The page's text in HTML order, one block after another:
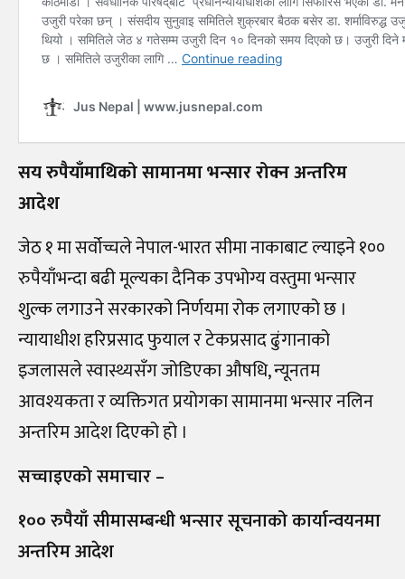
सय रुपैयाँमाथिको सामानमा भन्सार रोक्न अन्तरिम
आदेश
जेठ १ मा सर्वोच्चले नेपाल-भारत सीमा नाकाबाट ल्याइने १००
रुपैयाँभन्दा बढी मूल्यका दैनिक उपभोग्य वस्तुमा भन्सार
शुल्क लगाउने सरकारको निर्णयमा रोक लगाएको छ ।
न्यायाधीश हरिप्रसाद फुयाल र टेकप्रसाद ढुंगानाको
इजलासले स्वास्थ्यसँग जोडिएका औषधि, न्यूनतम
आवश्यकता र व्यक्तिगत प्रयोगका सामानमा भन्सार नलिन
अन्तरिम आदेश दिएको हो ।
सच्चाइएको समाचार –
१०० रुपैयाँ सीमासम्बन्धी भन्सार सूचनाको कार्यान्वयनमा
अन्तरिम आदेश